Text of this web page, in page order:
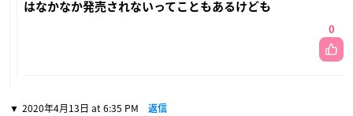
はなかなか発売されないってこともあるけども
0
2020年4月13日 at 6:35 PM 返信